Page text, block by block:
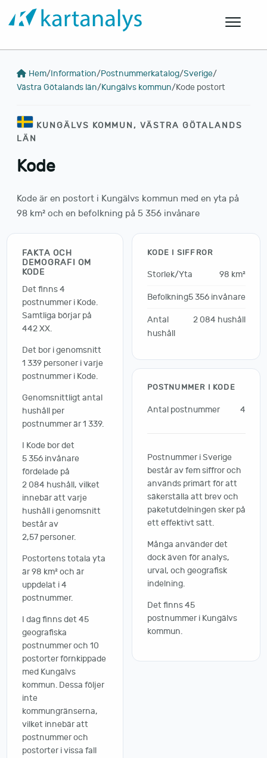
Hem/Information/Postnummerkatalog/Sverige/
Västra Götalands län/Kungälvs kommun/Kode postort
KUNGÄLVS KOMMUN, VÄSTRA GÖTALANDS
LÄN
Kode
Kode är en postort i Kungälvs kommun med en yta på
98 km² och en befolkning på 5 356 invånare
FAKTA OCH
DEMOGRAFI OM
KODE
Det finns 4
postnummer i Kode.
Samtliga börjar på
442 XX.
Det bor i genomsnitt
1 339 personer i varje
postnummer i Kode.
Genomsnittligt antal
hushåll per
postnummer är 1 339.
I Kode bor det
5 356 invånare
fördelade på
2 084 hushåll, vilket
innebär att varje
hushåll i genomsnitt
består av
2,57 personer.
Postortens totala yta
är 98 km² och är
uppdelat i 4
postnummer.
I dag finns det 45
geografiska
postnummer och 10
postorter förnkippade
med Kungälvs
kommun. Dessa följer
inte
kommungränserna,
vilket innebär att
postnummer och
postorter i vissa fall
KODE I SIFFROR
Storlek/Yta 98 km²
Befolkning5 356 invånare
Antal
hushåll
2 084 hushåll
POSTNUMMER I KODE
Antal postnummer 4
Postnummer i Sverige
består av fem siffror och
används primärt för att
säkerställa att brev och
paketutdelningen sker på
ett effektivt sätt.
Många använder det
dock även för analys,
urval, och geografisk
indelning.
Det finns 45
postnummer i Kungälvs
kommun.